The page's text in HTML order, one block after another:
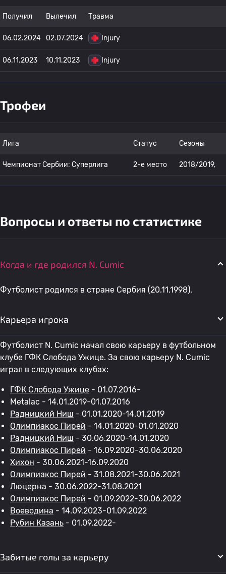
Получил Вылечил Травма
06.02.2024 02.07.2024 Injury
06.11.2023 10.11.2023 Injury
Трофеи
Лига Статус Сезоны
Чемпионат Сербии: Суперлига 2-е место 2018/2019,
Вопросы и ответы по статистике
Когда и где родился N. Cumic
Футболист родился в стране Сербия (20.11.1998).
Карьера игрока
Футболист N. Cumic начал свою карьеру в футбольном
клубе ГФК Слобода Ужице. За свою карьеру N. Cumic
играл в следующих клубах:
ГФК Слобода Ужице - 01.07.2016-
Metalac - 14.01.2019-01.07.2016
Радницкий Ниш - 01.01.2020-14.01.2019
Олимпиакос Пирей - 14.01.2020-01.01.2020
Радницкий Ниш - 30.06.2020-14.01.2020
Олимпиакос Пирей - 16.09.2020-30.06.2020
Хихон - 30.06.2021-16.09.2020
Олимпиакос Пирей - 31.08.2021-30.06.2021
Люцерна - 30.06.2022-31.08.2021
Олимпиакос Пирей - 01.09.2022-30.06.2022
Воеводина - 14.09.2023-01.09.2022
Рубин Казань - 01.09.2022-
Забитые голы за карьеру